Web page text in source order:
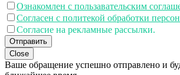
Ознакомлен с пользавательским
Согласен с политекой обработки
Согласие на рекламные рассылки.
Отправить
Close
Ваше обращение успешно отправлено и